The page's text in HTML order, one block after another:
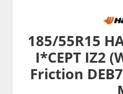
185/55R15
I*CEPT IZ2
Friction